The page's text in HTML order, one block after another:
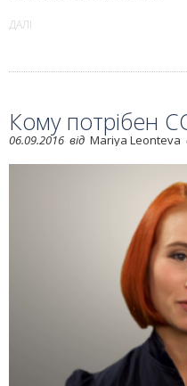
ДАЛІ
Кому потрібен
06.09.2016 від Mariya Leonteva